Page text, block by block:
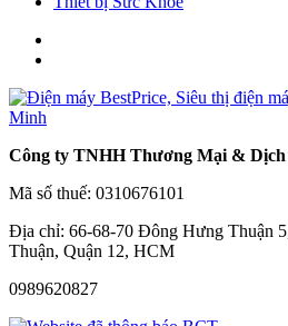
Công ty TNHH Thương Mại &
Mã số thuế: 0310676101
Địa chỉ: 66-68-70 Đông Hưng Thuận
Thuận, Quận 12, HCM
0989620827